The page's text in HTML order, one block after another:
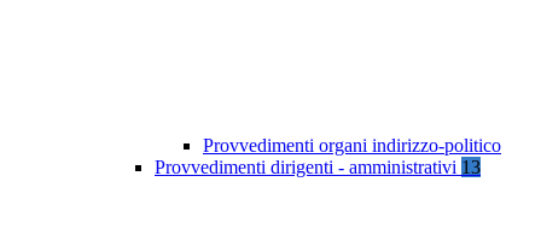
Provvedimenti organi indirizzo-politico
Provvedimenti dirigenti - amministrativi 13